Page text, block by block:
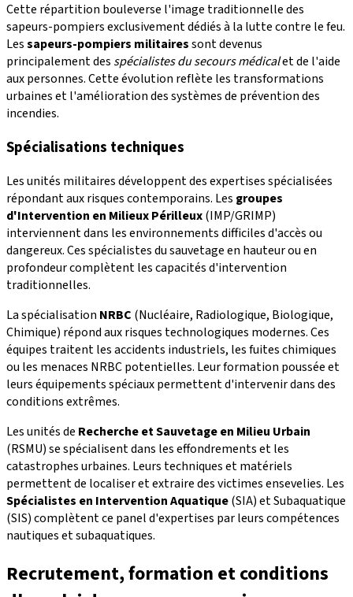
Cette répartition bouleverse l'image traditionnelle des
sapeurs-pompiers exclusivement dédiés à la lutte contre le feu.
Lessapeurs-pompiers militairessont devenus
principalement des spécialistes du secours médicalet de l'aide
aux personnes. Cette évolution reflète les transformations
urbaines et l'amélioration des systèmes de prévention des
incendies.
Spécialisations techniques
Les unités militaires développent des expertises spécialisées
répondant aux risques contemporains. Les groupes
d'Intervention en Milieux Périlleux(IMP/GRIMP)
interviennent dans les environnements difficiles d'accès ou
dangereux. Ces spécialistes du sauvetage en hauteur ou en
profondeur complètent les capacités d'intervention
traditionnelles.
La spécialisation NRBC (Nucléaire, Radiologique, Biologique,
Chimique) répond aux risques technologiques modernes. Ces
équipes traitent les accidents industriels, les fuites chimiques
ou les menaces NRBC potentielles. Leur formation poussée et
leurs équipements spéciaux permettent d'intervenir dans des
conditions extrêmes.
Les unités de Recherche et Sauvetage en Milieu Urbain
(RSMU) se spécialisent dans les effondrements et les
catastrophes urbaines. Leurs techniques et matériels
permettent de localiser et extraire des victimes ensevelies. Les
Spécialistes en Intervention Aquatique(SIA) et Subaquatique
(SIS) complètent ce panel d'expertises par leurs compétences
nautiques et subaquatiques.
Recrutement, formation et conditions